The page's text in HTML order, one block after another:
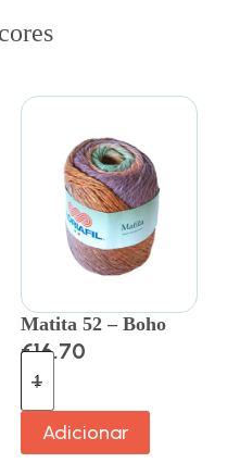
Matita 52 – Boho
€16.70
Adicionar